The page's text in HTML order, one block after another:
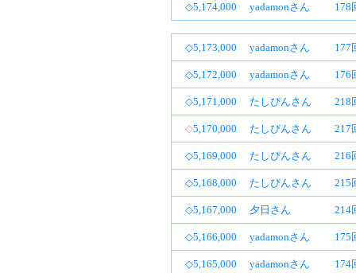
◇5,174,000 yadamonさん 178
◇5,173,000 yadamonさん 177
◇5,172,000 yadamonさん 176
◇5,171,000 たしぴんさん 218
◇5,170,000 たしぴんさん 217
◇5,169,000 たしぴんさん 216
◇5,168,000 たしぴんさん 215
◇5,167,000 夕日さん 214
◇5,166,000 yadamonさん 175
◇5,165,000 yadamonさん 174